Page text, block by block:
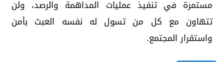
مستمرة في تنفيذ عمليات المداهمة والرصد، ولن
تتهاون مع كل من تسول له نفسه العبث بأمن
واستقرار المجتمع.